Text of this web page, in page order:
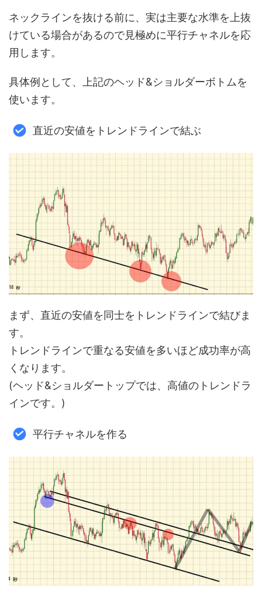
ネックラインを抜ける前に、実は主要な水準を上抜
けている場合があるので見極めに平行チャネルを応
用します。
具体例として、上記のヘッド&ショルダーボトムを
使います。
直近の安値をトレンドラインで結ぶ
まず、直近の安値を同士をトレンドラインで結びま
す。
トレンドラインで重なる安値を多いほど成功率が高
くなります。
(ヘッド&ショルダートップでは、高値のトレンドラ
インです。)
平行チャネルを作る